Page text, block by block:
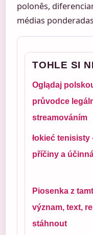
polonês,
médias
TOHLE SI
Oglądaj
průvodce
streamováním
łokieć tenisisty
příčiny a
Piosenka z
význam, text,
stáhnout